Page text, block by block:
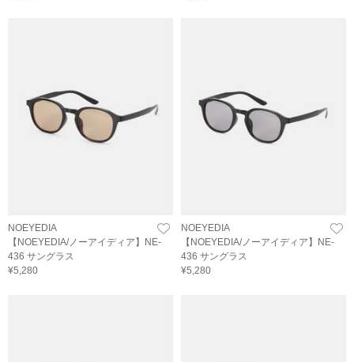
NOEYEDIA
【NOEYEDIA/ノーアイディア】NE-
436 サングラス
¥5,280
NOEYEDIA
【NOEYEDIA/ノーアイディア】NE-
436 サングラス
¥5,280